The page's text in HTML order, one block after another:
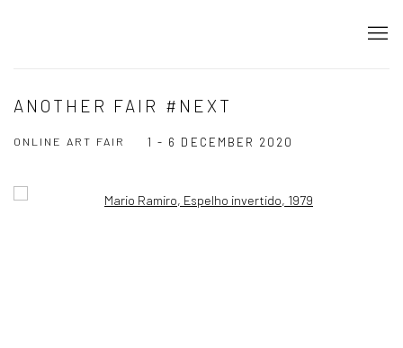
ANOTHER FAIR #NEXT
ONLINE ART FAIR 1 - 6 DECEMBER 2020
Open a larger version of the following image in a popup: